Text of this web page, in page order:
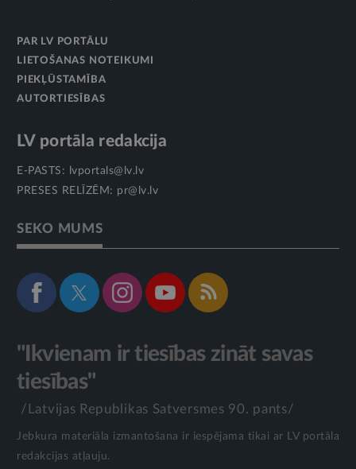
PAR LV PORTĀLU
LIETOŠANAS NOTEIKUMI
PIEKĻŪSTAMĪBA
AUTORTIESĪBAS
LV portāla redakcija
E-PASTS:
lvportals@lv.lv
PRESES RELĪZĒM: pr@lv.lv
SEKO MUMS
"Ikvienam ir tiesības zināt savas
tiesības"
/Latvijas Republikas Satversmes 90. pants/
Jebkura materiāla izmantošana ir iespējama tikai ar LV portāla
redakcijas atļauju.